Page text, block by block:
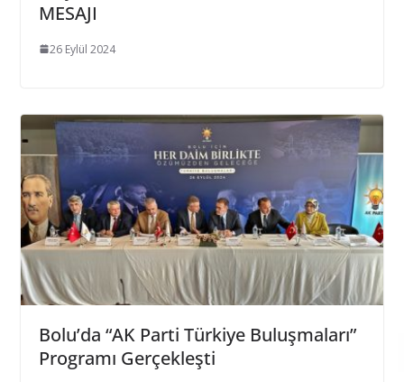
MESAJI
26 Eylül 2024
Bolu’da “AK Parti Türkiye Buluşmaları”
Programı Gerçekleşti